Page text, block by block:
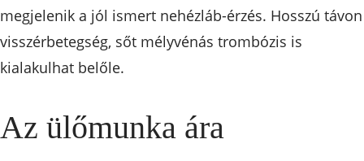
megjelenik a jól ismert nehézláb-érzés. Hosszú távon
visszérbetegség, sőt mélyvénás trombózis is
kialakulhat belőle.
Az ülőmunka ára